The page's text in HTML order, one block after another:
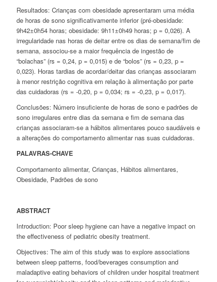
Resultados: Crianças com obesidade apresentaram uma média
de horas de sono significativamente inferior (pré-obesidade:
9h42±0h54 horas; obesidade: 9h11±0h49 horas; p = 0,026). A
irregularidade nas horas de deitar entre os dias de semana/fim de
semana, associou-se a maior frequência de ingestão de
“bolachas” (rs = 0,24, p = 0,015) e de “bolos” (rs = 0,23, p =
0,023). Horas tardias de acordar/deitar das crianças associaram
à menor restrição cognitiva em relação à alimentação por parte
das cuidadoras (rs = -0,20, p = 0,034; rs = -0,23, p = 0,017).
Conclusões: Número insuficiente de horas de sono e padrões de
sono irregulares entre dias da semana e fim de semana das
crianças associaram-se a hábitos alimentares pouco saudáveis e
a alterações do comportamento alimentar nas suas cuidadoras.
PALAVRAS-CHAVE
Comportamento alimentar, Crianças, Hábitos alimentares,
Obesidade, Padrões de sono
ABSTRACT
Introduction: Poor sleep hygiene can have a negative impact on
the effectiveness of pediatric obesity treatment.
Objectives: The aim of this study was to explore associations
between sleep patterns, food/beverages consumption and
maladaptive eating behaviors of children under hospital treatment